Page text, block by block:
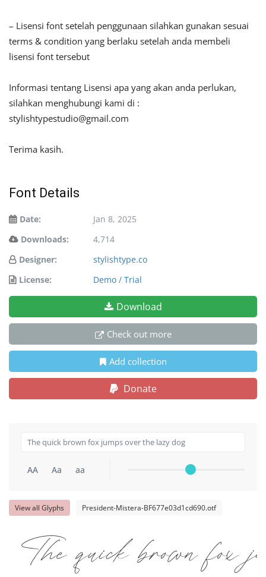
– Lisensi font setelah penggunaan silahkan gunakan sesuai
terms & condition yang berlaku setelah anda membeli
lisensi font tersebut
Informasi tentang Lisensi apa yang akan anda perlukan,
silahkan menghubungi kami di :
stylishtypestudio@gmail.com
Terima kasih.
Font Details
Date:
Jan 8, 2025
Downloads:
4,714
Designer:
stylishtype.co
License:
Demo / Trial
Download
Check out more
Add collection
Donate
AA Aa aa
View all Glyphs President-Mistera-BF677e03d1cd690.otf
The quick brown fox